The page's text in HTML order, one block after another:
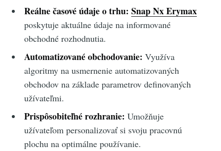
Reálne časové údaje o trhu: Snap Nx Erymax
poskytuje aktuálne údaje na informované
obchodné rozhodnutia.
Automatizované obchodovanie: Využíva
algoritmy na usmernenie automatizovaných
obchodov na základe parametrov definovaných
užívateľmi.
Prispôsobiteľné rozhranie: Umožňuje
užívateľom personalizovať si svoju pracovnú
plochu na optimálne používanie.